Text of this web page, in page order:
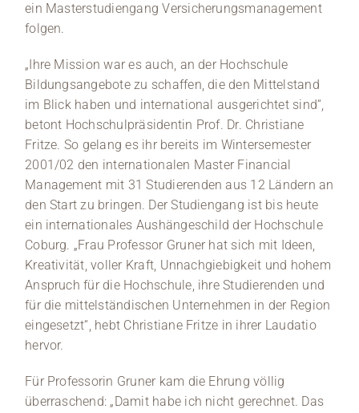
ein Masterstudiengang Versicherungsmanagement
folgen.
„Ihre Mission war es auch, an der Hochschule
Bildungsangebote zu schaffen, die den Mittelstand
im Blick haben und international ausgerichtet sind“,
betont Hochschulpräsidentin Prof. Dr. Christiane
Fritze. So gelang es ihr bereits im Wintersemester
2001/02 den internationalen Master Financial
Management mit 31 Studierenden aus 12 Ländern an
den Start zu bringen. Der Studiengang ist bis heute
ein internationales Aushängeschild der Hochschule
Coburg. „Frau Professor Gruner hat sich mit Ideen,
Kreativität, voller Kraft, Unnachgiebigkeit und hohem
Anspruch für die Hochschule, ihre Studierenden und
für die mittelständischen Unternehmen in der Region
eingesetzt“, hebt Christiane Fritze in ihrer Laudatio
hervor.
Für Professorin Gruner kam die Ehrung völlig
überraschend: „Damit habe ich nicht gerechnet. Das